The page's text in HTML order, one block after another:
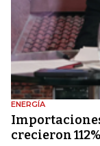
ENERGÍA
crecieron